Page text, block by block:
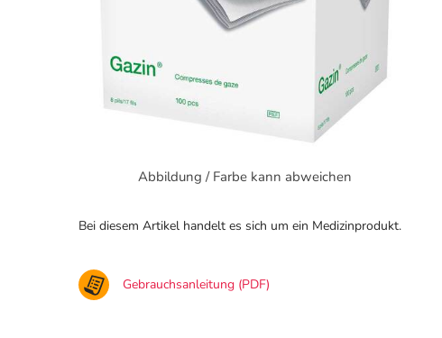
Abbildung / Farbe kann abweichen
Bei diesem Artikel handelt es sich um ein Medizinprodukt.
Gebrauchsanleitung (PDF)